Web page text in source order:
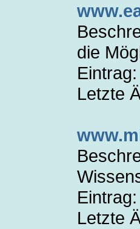
die
Letzte
Letzte